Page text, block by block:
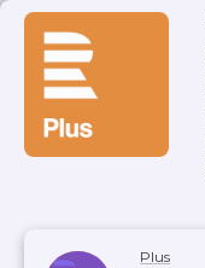
Plus